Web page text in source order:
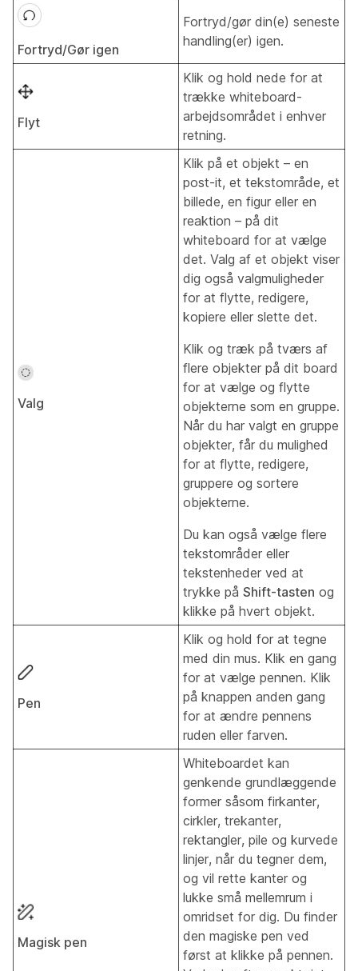
Fortryd/Gør igen
Fortryd/gør din(e) seneste
handling(er) igen.
Flyt
Klik og hold nede for at
trække whiteboard-
arbejdsområdet i enhver
retning.
Valg
Klik på et objekt – en
post-it, et tekstområde, et
billede, en figur eller en
reaktion – på dit
whiteboard for at vælge
det. Valg af et objekt viser
dig også valgmuligheder
for at flytte, redigere,
kopiere eller slette det.
Klik og træk på tværs af
flere objekter på dit board
for at vælge og flytte
objekterne som en gruppe.
Når du har valgt en gruppe
objekter, får du mulighed
for at flytte, redigere,
gruppere og sortere
objekterne.
Du kan også vælge flere
tekstområder eller
tekstenheder ved at
trykke på Shift-tasten og
klikke på hvert objekt.
Pen
Klik og hold for at tegne
med din mus. Klik en gang
for at vælge pennen. Klik
på knappen anden gang
for at ændre pennens
ruden eller farven.
Magisk pen
Whiteboardet kan
genkende grundlæggende
former såsom firkanter,
cirkler, trekanter,
rektangler, pile og kurvede
linjer, når du tegner dem,
og vil rette kanter og
lukke små mellemrum i
omridset for dig. Du finder
den magiske pen ved
først at klikke på pennen.